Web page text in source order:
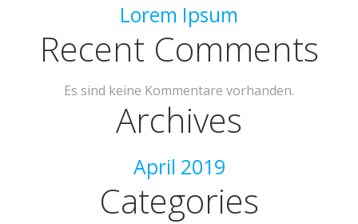
Lorem Ipsum
Recent Comments
Es sind keine Kommentare vorhanden.
Archives
April 2019
Categories